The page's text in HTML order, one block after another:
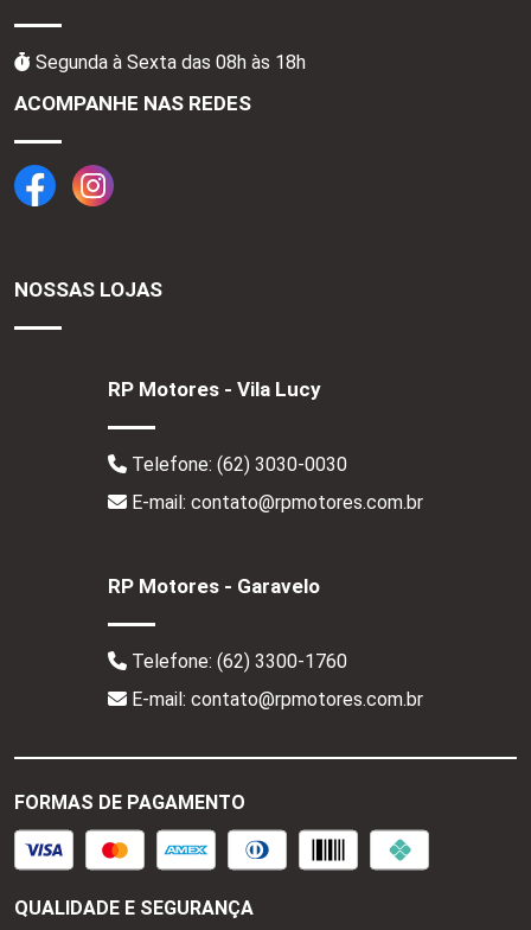
Segunda à Sexta das 08h às 18h
ACOMPANHE NAS REDES
NOSSAS LOJAS
RP Motores - Vila Lucy
Telefone: (62) 3030-0030
E-mail: contato@rpmotores.com.br
RP Motores - Garavelo
Telefone: (62) 3300-1760
E-mail: contato@rpmotores.com.br
FORMAS DE PAGAMENTO
QUALIDADE E SEGURANÇA